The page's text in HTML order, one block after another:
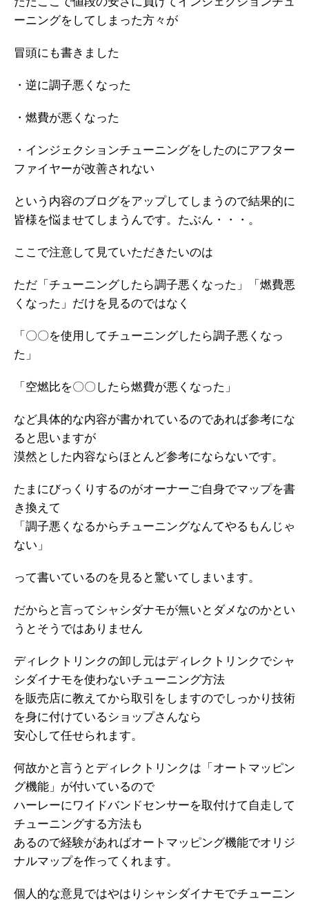
ーニングをしてしまった方々が
冒頭にも書きました
・逆に調子悪くなった
・燃費が悪くなった
・インジェクションチューニングをしたのにアフター
ファイヤーが改善されない
という内容のブログをアップしてしまうので結果的に
皆様を悩ませてしまうんです。たぶん・・・。
ここで注意して見ていただきたいのは
ただ「チューニングしたら調子悪くなった」「燃費悪
くなった」だけを見るのではなく
「〇〇を使用してチューニングしたら調子悪くなっ
た」
「空燃比を〇〇したら燃費が悪くなった」
など具体的な内容が書かれているのであれば参考にな
ると思いますが
漠然とした内容ならほとんど参考にならないです。
たまにびっくりするのがオーナーご自身でマップを書
き換えて
「調子悪くなるからチューニングなんてやるもんじゃ
ない」
って書いているのを見ると驚いてしまいます。
だからと言ってシャシダナモが無いとダメなのかとい
うとそうではありません
ディレクトリンクの卸し元はディレクトリンクでシャ
シダイナモを使わないチューニング方法
を販売店に教えてから取引をしますのでしっかり技術
を身に付けているショップさんなら
安心して任せられます。
何故かと言うとディレクトリンクは「オートマッピン
グ機能」が付いているので
ハーレーにワイドバンドセンサーを取付けて自走して
チューニングする方法も
あるので経験があればオートマッピング機能でオリジ
ナルマップを作ってくれます。
個人的な意見ではやはりシャシダイナモでチューニン